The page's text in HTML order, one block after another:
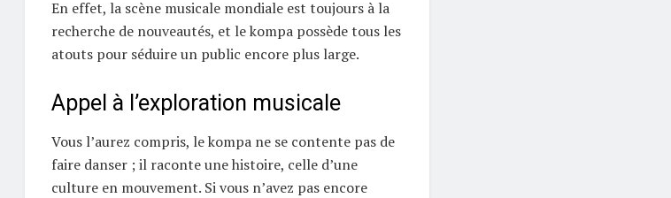
En effet, la scène musicale mondiale est toujours à la
recherche de nouveautés, et le kompa possède tous les
atouts pour séduire un public encore plus large.
Appel à l’exploration musicale
Vous l’aurez compris, le kompa ne se contente pas de
faire danser ; il raconte une histoire, celle d’une
culture en mouvement. Si vous n’avez pas encore